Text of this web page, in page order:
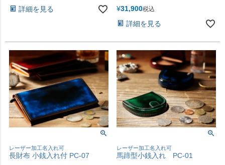
詳細を見る
¥31,900税込
詳細を見る
レーザー加工名入れ可
長財布 小銭入れ付 PC-07
レーザー加工名入れ可
馬蹄型小銭入れ PC-01